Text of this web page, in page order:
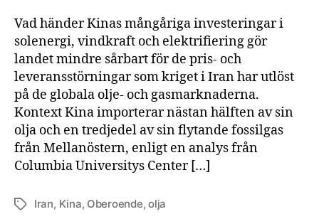
Vad händer Kinas mångåriga investeringar i
solenergi, vindkraft och elektrifiering gör
landet mindre sårbart för de pris- och
leveransstörningar som kriget i Iran har utlöst
på de globala olje- och gasmarknaderna.
Kontext Kina importerar nästan hälften av sin
olja och en tredjedel av sin flytande fossilgas
från Mellanöstern, enligt en analys från
Columbia Universitys Center […]
Etiketter
Iran, Kina, Oberoende,olja